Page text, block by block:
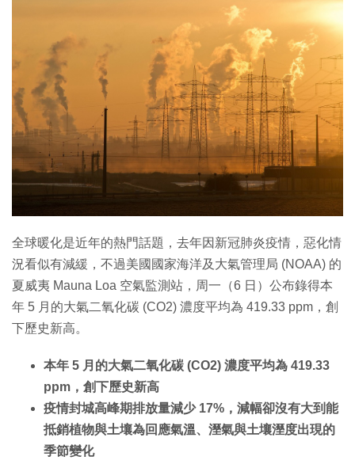
全球暖化是近年的熱門話題，去年因新冠肺炎疫情，惡化情
況看似有減緩，不過美國國家海洋及大氣管理局 (NOAA) 的
夏威夷 Mauna Loa 空氣監測站，周一（6 日）公布錄得本
年 5 月的大氣二氧化碳 (CO2) 濃度平均為 419.33 ppm，創
下歷史新高。
本年 5 月的大氣二氧化碳 (CO2) 濃度平均為 419.33
ppm，創下歷史新高
疫情封城高峰期排放量減少 17%，減幅卻沒有大到能
抵銷植物與土壤為回應氣溫、溼氣與土壤溼度出現的
季節變化